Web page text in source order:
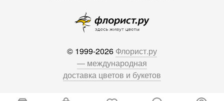
© 1999-2026 Флорист.ру
— международная
доставка цветов и букетов